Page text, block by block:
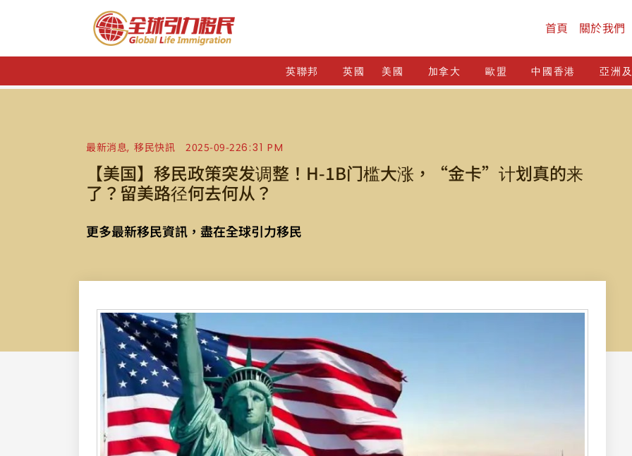
首頁 關於我們
英聯邦 英國 美國 加拿大 歐盟 中國香港 亞洲
最新消息,移民快訊 2025-09-226:31 PM
【美国】移民政策突发调整！H-1B门槛大涨，“金卡”计划真的来
了？留美路径何去何从？
更多最新移民資訊，盡在全球引力移民